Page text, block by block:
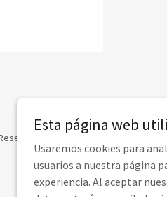
Esta página web
Usaremos cookies para
usuarios a nuestra página
experiencia. Al aceptar